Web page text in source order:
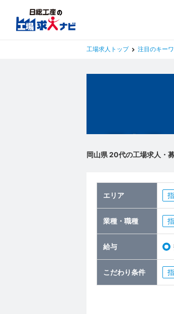
工場求人トップ 注目のキー
岡山県 20代の工場求人・
エリア
業種・職種
給与
こだわり条件